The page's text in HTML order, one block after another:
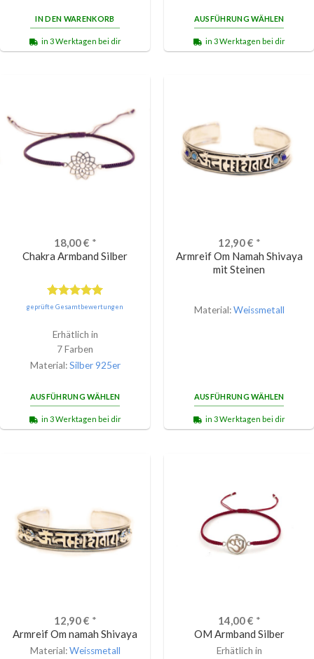
IN DEN WARENKORB
in 3 Werktagen bei dir
AUSFÜHRUNG WÄHLEN
in 3 Werktagen bei dir
18,00€ *
Chakra Armband Silber
Bewertet
von 5
geprüfte Gesamtbewertungen
Erhätlich in
7 Farben
Material:Silber 925er
AUSFÜHRUNG WÄHLEN
in 3 Werktagen bei dir
12,90€ *
Armreif Om Namah Shivaya
mit Steinen
Material:Weissmetall
AUSFÜHRUNG WÄHLEN
in 3 Werktagen bei dir
12,90€ *
Armreif Om namah Shivaya
Material:Weissmetall
14,00€ *
OM Armband Silber
Erhätlich in